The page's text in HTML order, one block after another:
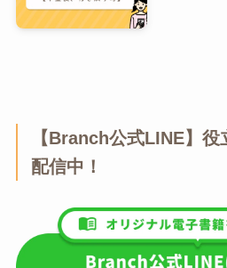
【Branch公式LINE】
配信中！